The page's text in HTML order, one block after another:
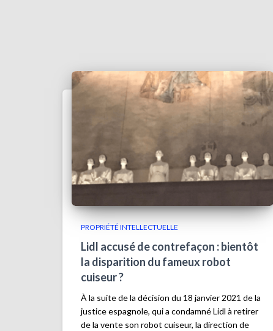
PROPRIÉTÉ INTELLECTUELLE
Lidl accusé de contrefaçon : bientôt
la disparition du fameux robot
cuiseur ?
À la suite de la décision du 18 janvier 2021 de la
justice espagnole, qui a condamné Lidl à retirer
de la vente son robot cuiseur, la direction de